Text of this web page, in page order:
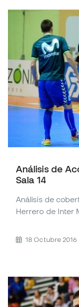
Análisis de
Sala 14
Análisis de
Herrero de Inter
18 Octubre 2016